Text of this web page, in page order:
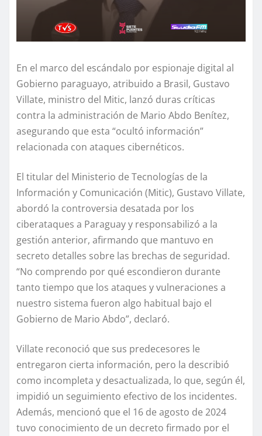
En el marco del escándalo por espionaje digital al
Gobierno paraguayo, atribuido a Brasil, Gustavo
Villate, ministro del Mitic, lanzó duras críticas
contra la administración de Mario Abdo Benítez,
asegurando que esta “ocultó información”
relacionada con ataques cibernéticos.
El titular del Ministerio de Tecnologías de la
Información y Comunicación (Mitic), Gustavo Villate,
abordó la controversia desatada por los
ciberataques a Paraguay y responsabilizó a la
gestión anterior, afirmando que mantuvo en
secreto detalles sobre las brechas de seguridad.
“No comprendo por qué escondieron durante
tanto tiempo que los ataques y vulneraciones a
nuestro sistema fueron algo habitual bajo el
Gobierno de Mario Abdo”, declaró.
Villate reconoció que sus predecesores le
entregaron cierta información, pero la describió
como incompleta y desactualizada, lo que, según él,
impidió un seguimiento efectivo de los incidentes.
Además, mencionó que el 16 de agosto de 2024
tuvo conocimiento de un decreto firmado por el